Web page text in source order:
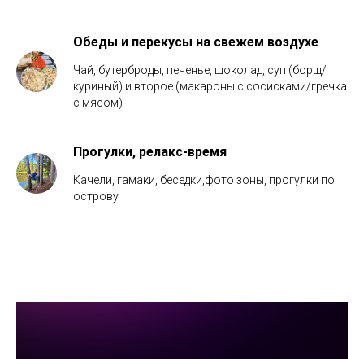
Обеды и перекусы на свежем воздухе
Чай, бутерброды, печенье, шоколад, суп (борщ/
куриный) и второе (макароны с сосисками/гречка
с мясом)
Прогулки, релакс-время
Качели, гамаки, беседки,фото зоны, прогулки по
острову